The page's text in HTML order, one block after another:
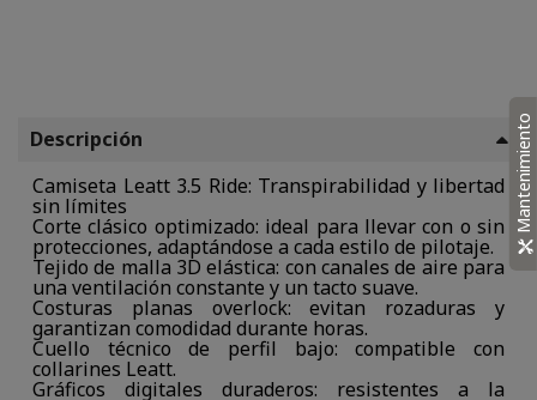
Descripción
Camiseta Leatt 3.5 Ride: Transpirabilidad y libertad
sin límites
Corte clásico optimizado: ideal para llevar con o sin
protecciones, adaptándose a cada estilo de pilotaje.
Tejido de malla 3D elástica: con canales de aire para
una ventilación constante y un tacto suave.
Costuras planas overlock: evitan rozaduras y
garantizan comodidad durante horas.
Cuello técnico de perfil bajo: compatible con
collarines Leatt.
Gráficos digitales duraderos: resistentes a la
Mantenimiento